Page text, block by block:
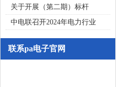
关于开展（第二期）标杆
中电联召开2024年电力行业
联系pa电子官网